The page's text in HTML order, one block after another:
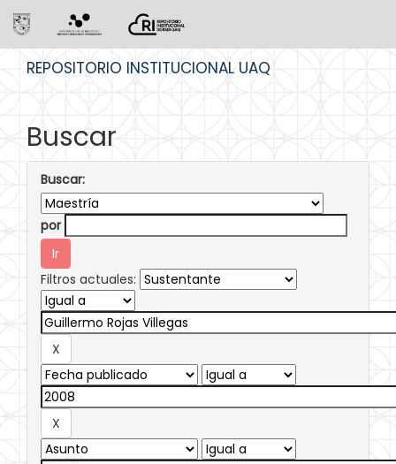
REPOSITORIO INSTITUCIONAL UAQ
Buscar
Buscar:
por
Filtros actuales: